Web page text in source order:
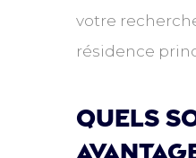
votre
résidence
Quels